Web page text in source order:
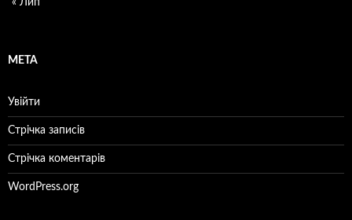
« Лип
МЕТА
Увійти
Стрічка записів
Стрічка коментарів
WordPress.org